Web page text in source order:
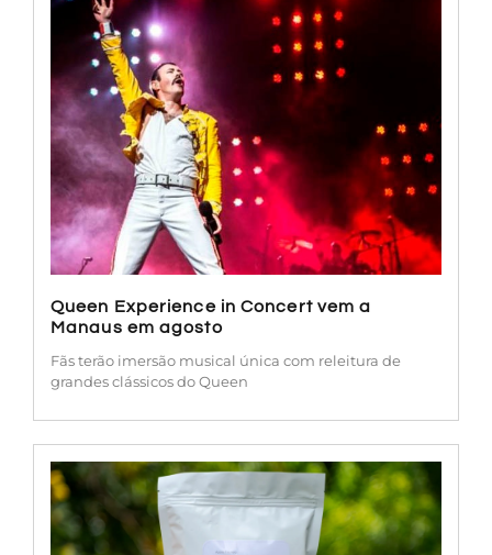
Queen Experience in Concert vem a
Manaus em agosto
Fãs terão imersão musical única com releitura de
grandes clássicos do Queen